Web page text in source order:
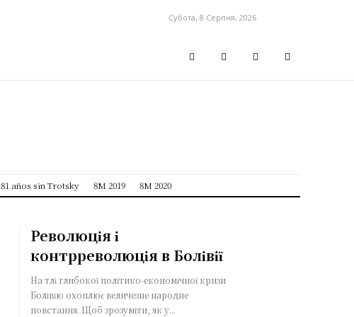
Субота, 8 Серпня, 2026
81 años sin Trotsky 8M 2019 8M 2020
Революція і
контрреволюція в Болівії
На тлі глибокої політико-економічної кризи
Болівію охоплює величезне народне
повстання. Щоб зрозуміти, як у...